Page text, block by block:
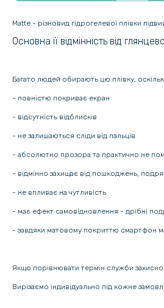
Matte - різновид гідрогелевої плівки
Основна її відмінність від
Багато людей обирають цю плівку,
- повністю покриває екран
- відсутність відблисків
- не залишаються сліди від пальців
- абсолютно прозора та практично не
- відмінно захищає від пошкоджень,
- не впливає на чутливість
- має ефект самовідновлення - дрібні
- завдяки матовому покриттю смартфон
Якщо порівнювати термін служби
Вирізаємо індивідуально під кожне